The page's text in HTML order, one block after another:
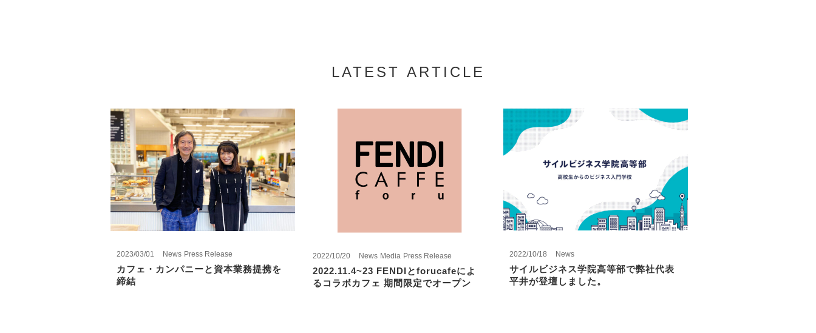
LATEST ARTICLE
2023/03/01 News Press Release
カフェ・カンパニーと資本業務提携を
締結
2022/10/20 News Media Press Release
2022.11.4~23 FENDIとforucafeによ
るコラボカフェ 期間限定でオープン
2022/10/18 News
サイルビジネス学院高等部で弊社代表
平井が登壇しました。